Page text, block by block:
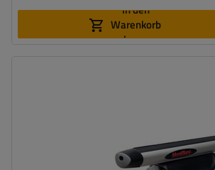
In den
Warenkorb
legen